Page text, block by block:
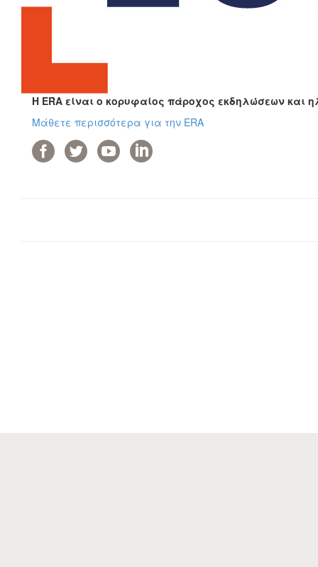
Η ERA είναι ο κορυφαίος πάροχος εκδηλώσεων και
Μάθετε περισσότερα για την ERA